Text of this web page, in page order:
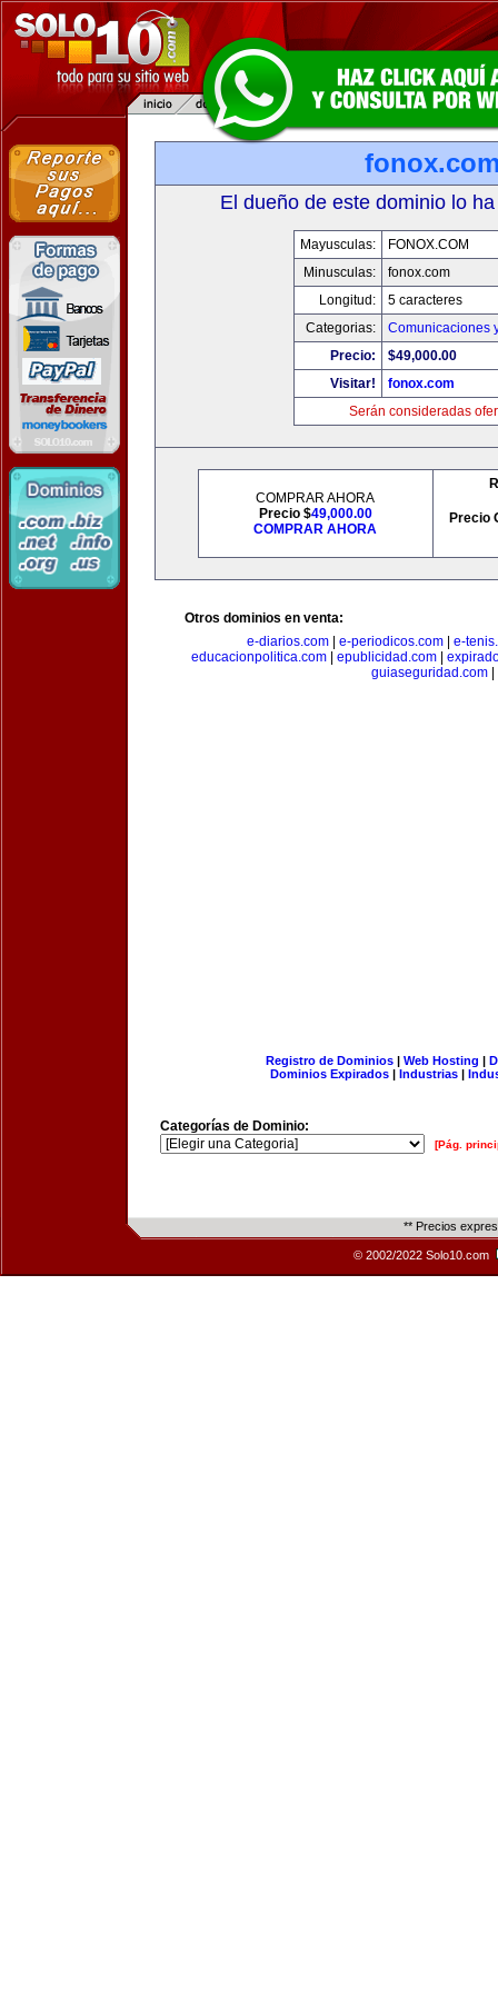
El dueño de este dominio lo
Mayusculas:
FONOX.COM
Minusculas:
fonox.com
Longitud:
5 caracteres
Categorias:
Comunicaciones
Precio:
$49,000.00
Visitar!
fonox.com
Serán consideradas
COMPRAR AHORA
Precio $49,000.00
COMPRAR AHORA
Precio
Otros dominios en venta:
e-diarios.com
e-periodicos.com
e-
educacionpolitica.com
epublicidad.com
guiaseguridad.com|
Registro de Dominios| Web Hosting |
Dominios Expirados | Industrias |
Categorías de Dominio:
[Pág.
** Precios
© 2002/2022 Solo10.com